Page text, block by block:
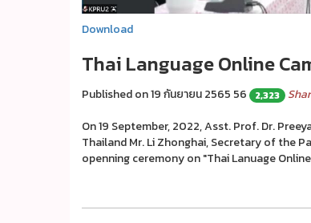
Download
Thai Language Online
Published on 19 กันยายน 2565 56 2,323
On 19 September, 2022, Asst. Prof. Dr.
Thailand Mr. Li Zhonghai, Secretary of the
openning ceremony on "Thai Lanuage